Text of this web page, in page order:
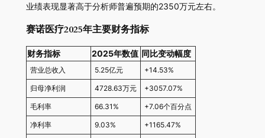
业绩表现显著高于分析师普遍预期的2350万元左右。
赛诺医疗2025年主要财务指标
财务指标 2025年数值 同比变动幅度
营业总收入 5.25亿元 +14.53%
归母净利润 4728.63万元 +3057.07%
毛利率 66.31% +7.06个百分点
净利率 9.03% +1165.47%